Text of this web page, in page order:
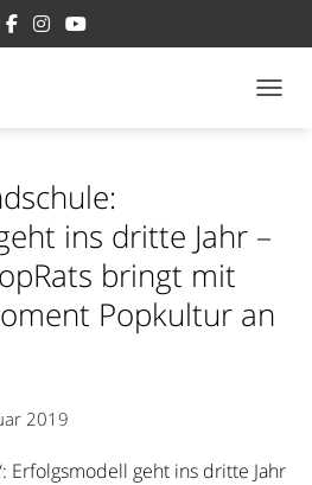
ins dritte Jahr –
bringt mit
Popkultur an
2019
Erfolgsmodell geht ins dritte Jahr